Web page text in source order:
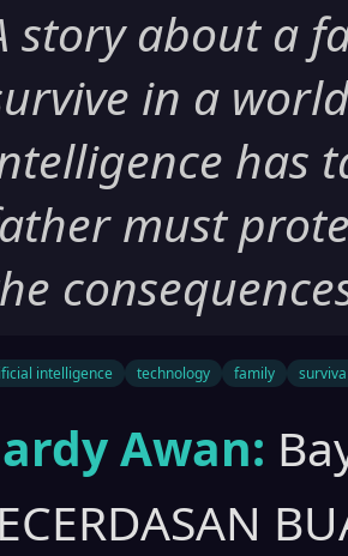
story about a
in a
has
must
intelligence technology family
Awan: